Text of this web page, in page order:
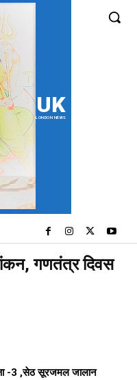
UK
LONDON NEWS
गणतंत्र दिवस
-3 ,सेठ सूरजमल जालान